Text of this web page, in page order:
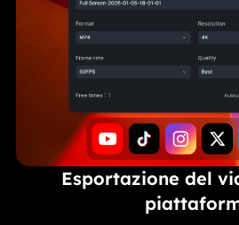
Esportazione del